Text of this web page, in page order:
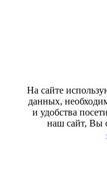
На сайте
данных,
и удобства
наш сайт, Вы